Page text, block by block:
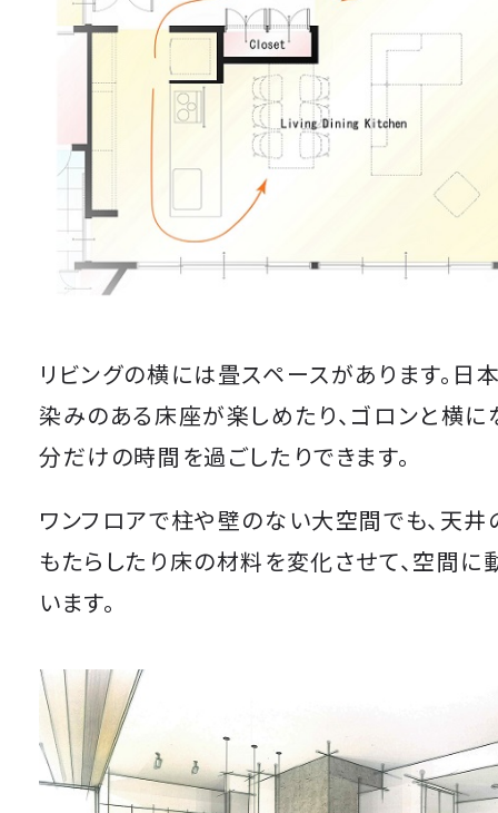
リビングの横には畳スペースがあります。日
染みのある床座が楽しめたり、ゴロンと横に
分だけの時間を過ごしたりできます。
ワンフロアで柱や壁のない大空間でも、天
もたらしたり床の材料を変化させて、空間に
います。